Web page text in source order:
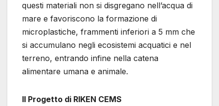
questi materiali non si disgregano nell’acqua di
mare e favoriscono la formazione di
microplastiche, frammenti inferiori a 5 mm che
si accumulano negli ecosistemi acquatici e nel
terreno, entrando infine nella catena
alimentare umana e animale.
Il Progetto di RIKEN CEMS